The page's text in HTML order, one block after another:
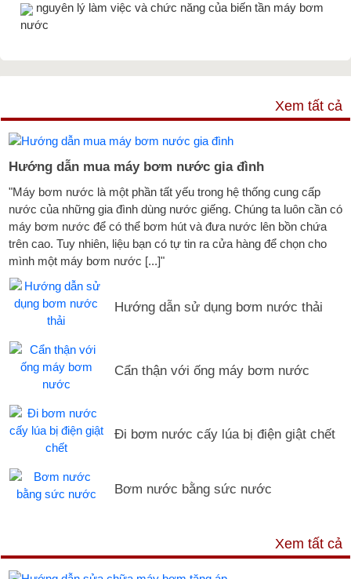
nguyên lý làm việc và chức năng của biến tần máy bơm
nước
Xem tất cả
Hướng dẫn mua máy bơm nước gia đình
"Máy bơm nước là một phần tất yếu trong hệ thống cung cấp
nước của những gia đình dùng nước giếng. Chúng ta luôn cần có
máy bơm nước để có thể bơm hút và đưa nước lên bồn chứa
trên cao. Tuy nhiên, liệu bạn có tự tin ra cửa hàng để chọn cho
mình một máy bơm nước [...]"
Hướng dẫn sử dụng bơm nước thải
Cẩn thận với ống máy bơm nước
Đi bơm nước cấy lúa bị điện giật chết
Bơm nước bằng sức nước
Xem tất cả